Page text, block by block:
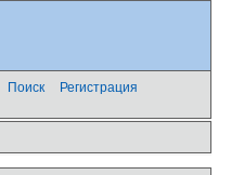
Поиск
Регистрация